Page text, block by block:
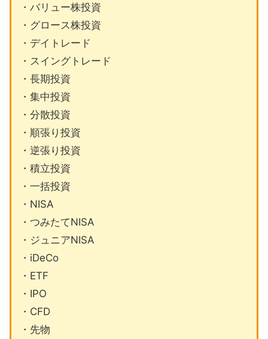
・バリュー株投資
・グロース株投資
・デイトレード
・スイングトレード
・長期投資
・集中投資
・分散投資
・順張り投資
・逆張り投資
・積立投資
・一括投資
・NISA
・つみたてNISA
・ジュニアNISA
・iDeCo
・ETF
・IPO
・CFD
・先物